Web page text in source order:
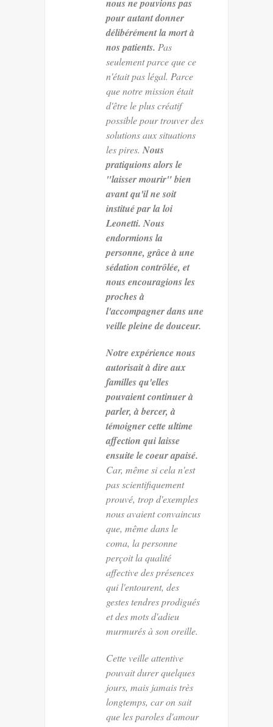
nous ne pouvions pas
pour autant donner
délibérément la mort à
nos patients. Pas
seulement parce que ce
n'était pas légal. Parce
que notre mission était
d'être le plus créatif
possible pour trouver des
solutions aux situations
les pires. Nous
pratiquions alors le
"laisser mourir" bien
avant qu'il ne soit
institué par la loi
Leonetti. Nous
endormions la
personne, grâce à une
sédation contrôlée, et
nous encouragions les
proches à
l'accompagner dans une
veille pleine de douceur.
Notre expérience nous
autorisait à dire aux
familles qu'elles
pouvaient continuer à
parler, à bercer, à
témoigner cette ultime
affection qui laisse
ensuite le coeur apaisé.
Car, même si cela n'est
pas scientifiquement
prouvé, trop d'exemples
nous avaient convaincus
que, même dans le
coma, la personne
perçoit la qualité
affective des présences
qui l'entourent, des
gestes tendres prodigués
et des mots d'adieu
murmurés à son oreille.
Cette veille attentive
pouvait durer quelques
jours, mais jamais très
longtemps, car on sait
que les paroles d'amour